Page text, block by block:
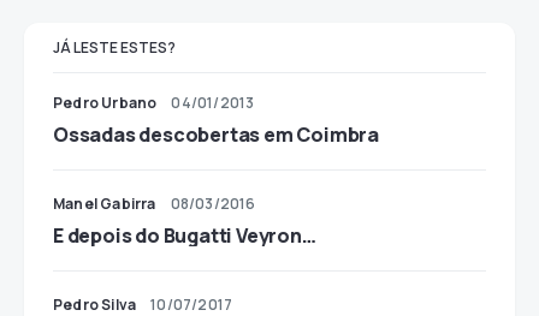
JÁ LESTE ESTES?
Pedro Urbano 04/01/2013
Ossadas descobertas em Coimbra
Manel Gabirra 08/03/2016
E depois do Bugatti Veyron…
Pedro Silva 10/07/2017